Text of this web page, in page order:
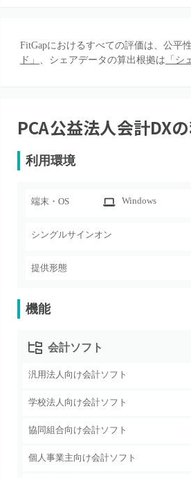
FitGapにおけるすべての評価は、公平
ド」 、シェアデータの算出根拠は 「シ
PCA公益法人会計DX
利用環境
端末・OS Windows
シングルサインオン
提供形態
機能
会計ソフト
汎用法人向け会計ソフト
学校法人向け会計ソフト
協同組合向け会計ソフト
個人事業主向け会計ソフト